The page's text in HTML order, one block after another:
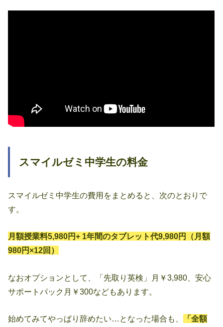
スマイルゼミ中学生の料金
スマイルゼミ中学生の費用をまとめると、次のとおりで
す。
月額授業料5,980円+ 1年間のタブレット代9,980円（月額
980円×12回）
なおオプションとして、「先取り英検」月￥3,980、安心
サポートパック月￥300などもあります。
始めてみてやっぱり辞めたい…となった場合も、
「全額